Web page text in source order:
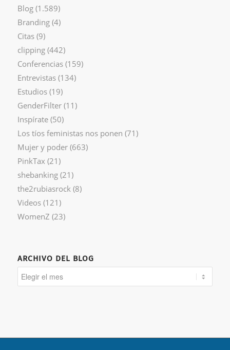
Blog(1.589)
Branding(4)
Citas(9)
clipping(442)
Conferencias(159)
Entrevistas(134)
Estudios(19)
GenderFilter(11)
Inspírate(50)
Los tíos feministas nos ponen (71)
Mujer y poder(663)
PinkTax (21)
shebanking(21)
the2rubiasrock (8)
Videos(121)
WomenZ (23)
ARCHIVO DEL BLOG